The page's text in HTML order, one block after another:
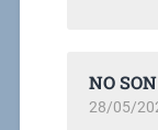
NO
28/05/